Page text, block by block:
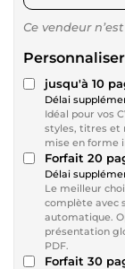
Ce vendeur
jusqu'à 10
Délai
Idéal pour vos
styles, titres et
mise en forme
Forfait 20
Délai
Le meilleur choix J’ajoute une
complète avec
automatique.
présentation
PDF.
Forfait 30